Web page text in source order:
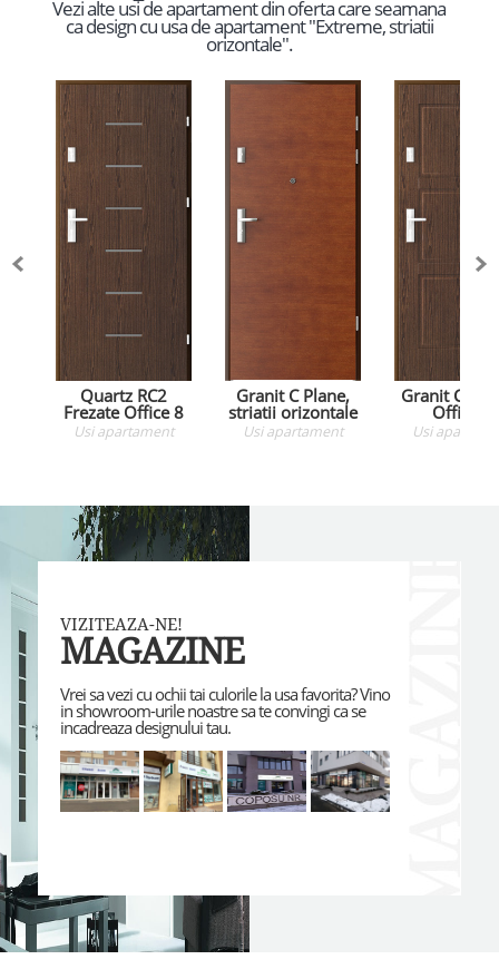
Vezi alte usi de apartament din oferta care seamana
ca design cu usa de apartament "Extreme, striatii
orizontale".
Quartz RC2
Frezate Office 8
Usi apartament
Granit C Plane,
striatii orizontale
Usi apartament
Granit C
Office 4
Usi
VIZITEAZA-NE!
MAGAZINE
Vrei sa vezi cu ochii tai culorile la usa favorita? Vino
in showroom-urile noastre sa te convingi ca se
incadreaza designului tau.